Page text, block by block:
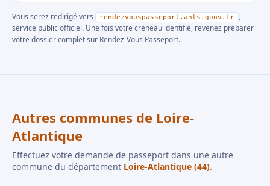
Vous serez redirigé vers rendezvouspasseport.ants.gouv.fr
,
service public officiel. Une fois votre créneau identifié, revenez préparer
votre dossier complet sur Rendez-Vous Passeport.
Autres communes de Loire-
Atlantique
Effectuez votre demande de passeport dans une autre
commune du département Loire-Atlantique (44).